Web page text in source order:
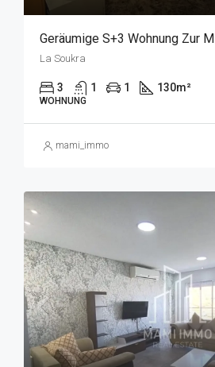
Geräumige S+3 Wohnung Zur
La Soukra
3 1 1 130m²
WOHNUNG
mami_immo